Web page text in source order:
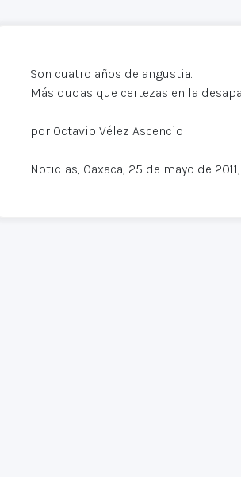
Son cuatro años de angustia.
Más dudas que certezas en la
por Octavio Vélez Ascencio
Noticias, Oaxaca, 25 de mayo de 2011,